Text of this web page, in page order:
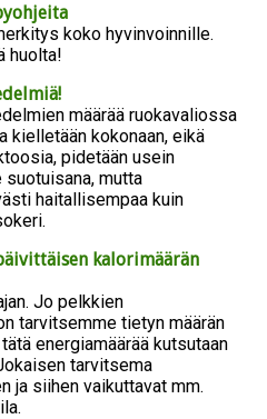
koko hyvinvoinnille.
huolta!
määrää ruokavaliossa
kielletään kokonaan, eikä
pidetään usein
mutta
haitallisempaa kuin
kalorimäärän
Jo pelkkien
tarvitsemme tietyn määrän
energiamäärää kutsutaan
tarvitsema
ja siihen vaikuttavat mm.